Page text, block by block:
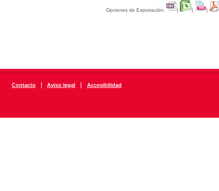
Opciones de Exportación: | | |
Contacto | Aviso legal | Accesibilidad